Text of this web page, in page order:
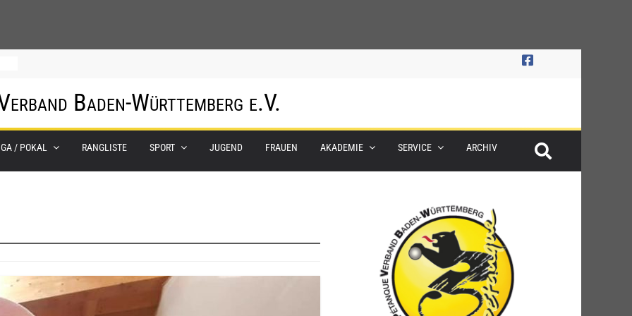
Baden-Württemberg e.V.
/ POKAL RANGLISTE SPORT JUGEND FRAUEN AKADEMIE SERVICE ARCHIV